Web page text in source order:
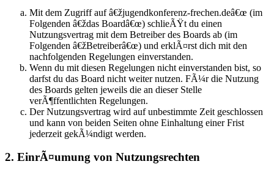
Mit dem Zugriff auf â€žjugendkonferenz-frechen.deâ€œ (im
Folgenden â€ždas Boardâ€œ) schlieÃŸt du einen
Nutzungsvertrag mit dem Betreiber des Boards ab (im
Folgenden â€žBetreiberâ€œ) und erklÃ¤rst dich mit den
nachfolgenden Regelungen einverstanden.
Wenn du mit diesen Regelungen nicht einverstanden bist, so
darfst du das Board nicht weiter nutzen. FÃ¼r die Nutzung
des Boards gelten jeweils die an dieser Stelle
verÃ¶ffentlichten Regelungen.
Der Nutzungsvertrag wird auf unbestimmte Zeit geschlossen
und kann von beiden Seiten ohne Einhaltung einer Frist
jederzeit gekÃ¼ndigt werden.
2. EinrÃ¤umung von Nutzungsrechten